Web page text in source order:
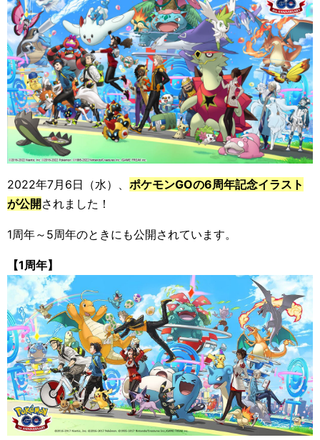
2022年7月6日（水）、 ポケモンGOの6周年記念イラスト
が公開 されました！
1周年～5周年のときにも公開されています。
【1周年】